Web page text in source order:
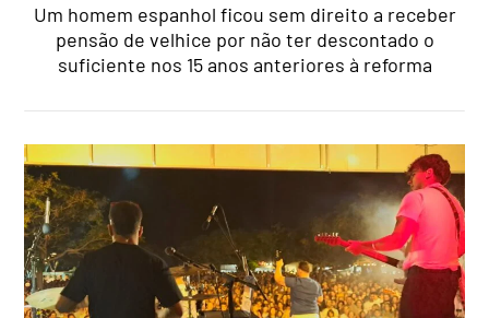
Um homem espanhol ficou sem direito a receber
pensão de velhice por não ter descontado o
suficiente nos 15 anos anteriores à reforma